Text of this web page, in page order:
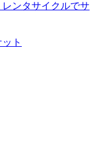
レンタサイクルでサ
ト